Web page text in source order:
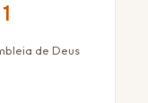
de Deus